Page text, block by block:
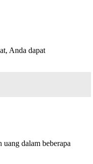
Anda dapat
dalam beberapa